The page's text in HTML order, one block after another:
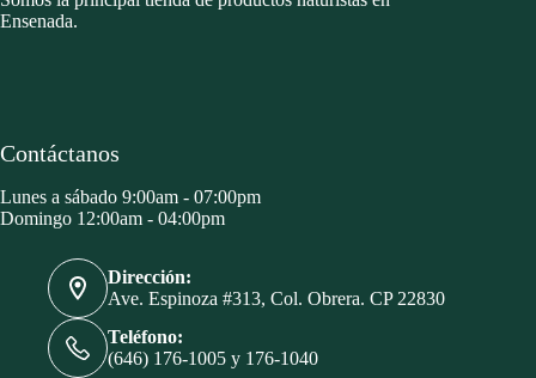
Ensenada.
Contáctanos
Lunes a sábado 9:00am - 07:00pm
Domingo 12:00am - 04:00pm
Dirección:
Ave. Espinoza #313, Col. Obrera. CP 22830
Teléfono:
(646) 176-1005 y 176-1040